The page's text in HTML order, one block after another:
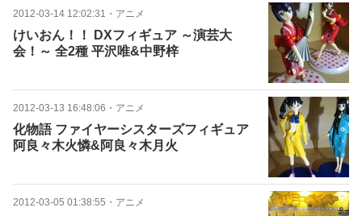
2012-03-14 12:02:31 ・ アニメ
けいおん！！ DXフィギュア ～演芸大
会！～ 全2種 平沢唯&中野梓
2012-03-13 16:48:06 ・ アニメ
化物語 ファイヤーシスターズフィギュア
阿良々木火憐&阿良々木月火
2012-03-05 01:38:55 ・ アニメ